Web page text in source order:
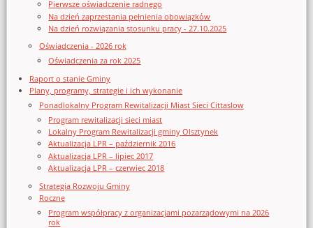
Pierwsze oświadczenie radnego
Na dzień zaprzestania pełnienia obowiązków
Na dzień rozwiązania stosunku pracy - 27.10.2025
Oświadczenia - 2026 rok
Oświadczenia za rok 2025
Raport o stanie Gminy
Plany, programy, strategie i ich wykonanie
Ponadlokalny Program Rewitalizacji Miast Sieci Cittaslow
Program rewitalizacji sieci miast
Lokalny Program Rewitalizacji gminy Olsztynek
Aktualizacja LPR – październik 2016
Aktualizacja LPR – lipiec 2017
Aktualizacja LPR – czerwiec 2018
Strategia Rozwoju Gminy
Roczne
Program współpracy z organizacjami pozarządowymi na 2026
rok